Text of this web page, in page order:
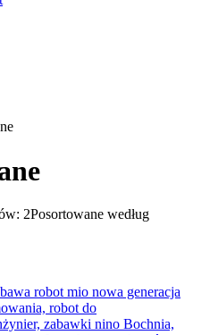
2Posortowane według